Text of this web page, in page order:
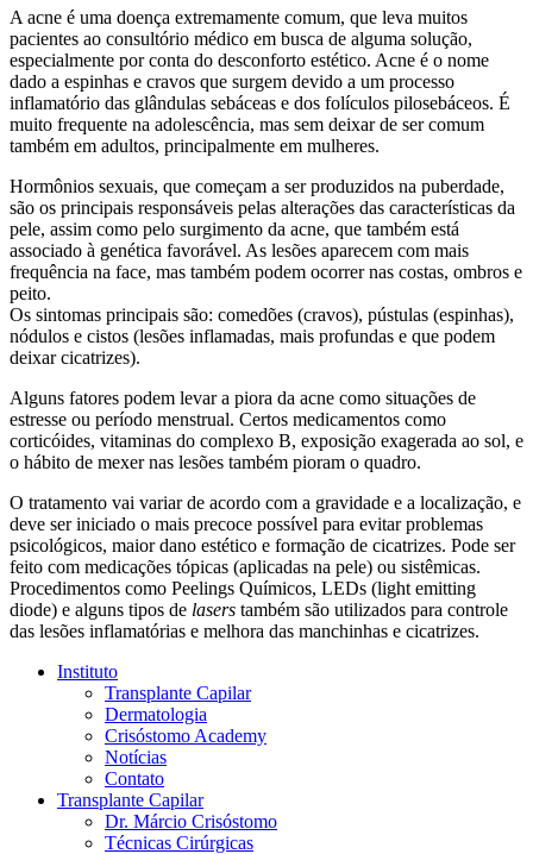
A acne é uma doença extremamente comum, que leva muitos
pacientes ao consultório médico em busca de alguma solução,
especialmente por conta do desconforto estético. Acne é o nome
dado a espinhas e cravos que surgem devido a um processo
inflamatório das glândulas sebáceas e dos folículos pilosebáceos. É
muito frequente na adolescência, mas sem deixar de ser comum
também em adultos, principalmente em mulheres.
Hormônios sexuais, que começam a ser produzidos na puberdade,
são os principais responsáveis pelas alterações das características da
pele, assim como pelo surgimento da acne, que também está
associado à genética favorável. As lesões aparecem com mais
frequência na face, mas também podem ocorrer nas costas, ombros e
peito.
Os sintomas principais são: comedões (cravos), pústulas (espinhas),
nódulos e cistos (lesões inflamadas, mais profundas e que podem
deixar cicatrizes).
Alguns fatores podem levar a piora da acne como situações de
estresse ou período menstrual. Certos medicamentos como
corticóides, vitaminas do complexo B, exposição exagerada ao sol, e
o hábito de mexer nas lesões também pioram o quadro.
O tratamento vai variar de acordo com a gravidade e a localização, e
deve ser iniciado o mais precoce possível para evitar problemas
psicológicos, maior dano estético e formação de cicatrizes. Pode ser
feito com medicações tópicas (aplicadas na pele) ou sistêmicas.
Procedimentos como Peelings Químicos, LEDs (light emitting
diode) e alguns tipos de lasers também são utilizados para controle
das lesões inflamatórias e melhora das manchinhas e cicatrizes.
Instituto
Transplante Capilar
Dermatologia
Crisóstomo Academy
Notícias
Contato
Transplante Capilar
Dr. Márcio Crisóstomo
Técnicas Cirúrgicas